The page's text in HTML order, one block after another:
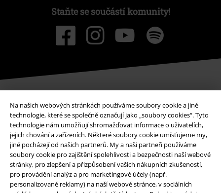
Na našich webových stránkách používáme soubory cookie a jiné
technologie, které se společně označují jako „soubory cookies“. Tyto
technologie nám umožňují shromažďovat informace o uživatelích,
jejich chování a zařízeních. Některé soubory cookie umísťujeme my,
jiné pocházejí od našich partnerů. My a naši partneři používáme
soubory cookie pro zajištění spolehlivosti a bezpečnosti naší webové
stránky, pro zlepšení a přizpůsobení vašich nákupních zkušeností,
pro provádění analýz a pro marketingové účely (např.
personalizované reklamy) na naší webové stránce, v sociálních
Staňte se součástí komunity!
Způsoby platby
Bankovní převod Platba na dobírku
Doprava